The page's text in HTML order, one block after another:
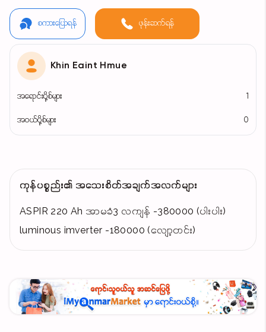
စကားပြောရန် ဖုန်းဆက်ရန်
Khin Eaint Hmue
အရောင်းပို့စ်များ
အဝယ်ပို့စ်များ 0
ကုန်ပစ္စည်း၏ အသေးစိတ်အချက်အလက်များ
ASPIR 220 Ah အာမခံ3 လကျန် -380000 (ပါးပါး)
luminous imverter -180000 (လျော့တင်း)